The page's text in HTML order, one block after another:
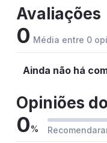
Avaliações
0 Média entre 0
Ainda não há
Opiniões
0%